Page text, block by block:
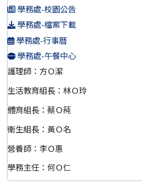
學務處-校園公告
學務處-檔案下載
學務處-行事曆
學務處-午餐中心
護理師：方Ｏ潔
生活教育組長：林Ｏ玲
體育組長：蔡Ｏ蒓
衛生組長：黃Ｏ名
營養師：李Ｏ惠
學務主任：何Ｏ仁